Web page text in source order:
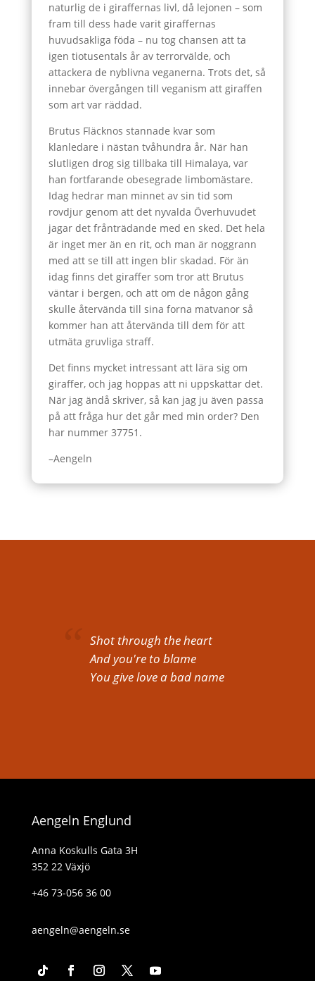
naturlig de i giraffernas livl, då lejonen – som
fram till dess hade varit giraffernas
huvudsakliga föda – nu tog chansen att ta
igen tiotusentals år av terrorvälde, och
attackera de nyblivna veganerna. Trots det, så
innebar övergången till veganism att giraffen
som art var räddad.
Brutus Fläcknos stannade kvar som
klanledare i nästan tvåhundra år. När han
slutligen drog sig tillbaka till Himalaya, var
han fortfarande obesegrade limbomästare.
Idag hedrar man minnet av sin tid som
rovdjur genom att det nyvalda Överhuvudet
jagar det frånträdande med en sked. Det hela
är inget mer än en rit, och man är noggrann
med att se till att ingen blir skadad. För än
idag finns det giraffer som tror att Brutus
väntar i bergen, och att om de någon gång
skulle återvända till sina forna matvanor så
kommer han att återvända till dem för att
utmäta gruvliga straff.
Det finns mycket intressant att lära sig om
giraffer, och jag hoppas att ni uppskattar det.
När jag ändå skriver, så kan jag ju även passa
på att fråga hur det går med min order? Den
har nummer 37751.
–Aengeln
Shot through the heart
And you're to blame
You give love a bad name
Aengeln Englund
Anna Koskulls Gata 3H
352 22 Växjö
+46 73-056 36 00
aengeln@aengeln.se